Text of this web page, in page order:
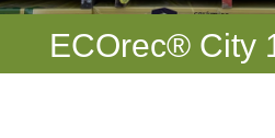
ECOrec® City